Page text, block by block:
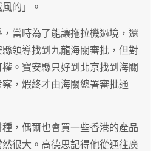
的」。
當時為了能讓拖拉機過境，還
領導找到九龍海關審批，但對
。寶安縣只好到北京找到海關
，煆終才由海關總署審批通
，偶爾也會買一些香港的產品
很大。高德思記得他從通往廣